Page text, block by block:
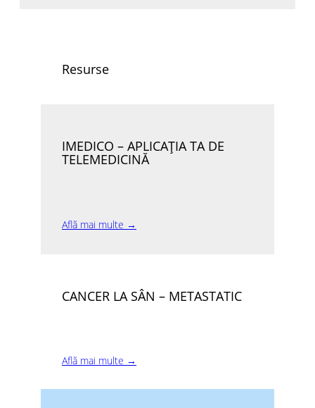
Resurse
IMEDICO – APLICAȚIA TA DE
TELEMEDICINĂ
Află mai multe →
CANCER LA SÂN – METASTATIC
Află mai multe →